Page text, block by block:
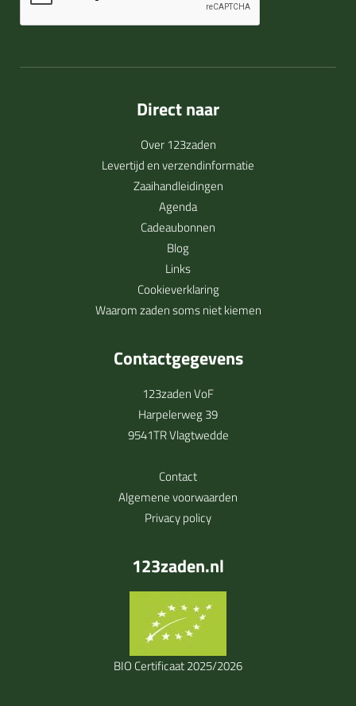
Direct naar
Over 123zaden
Levertijd en verzendinformatie
Zaaihandleidingen
Agenda
Cadeaubonnen
Blog
Links
Cookieverklaring
Waarom zaden soms niet kiemen
Contactgegevens
123zaden VoF
Harpelerweg 39
9541TR Vlagtwedde
Contact
Algemene voorwaarden
Privacy policy
123zaden.nl
BIO Certificaat 2025/2026